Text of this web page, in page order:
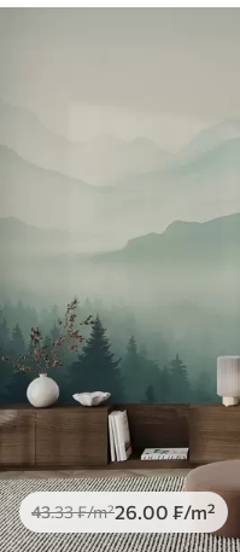
43.33₣/m²26 .00 ₣/m²